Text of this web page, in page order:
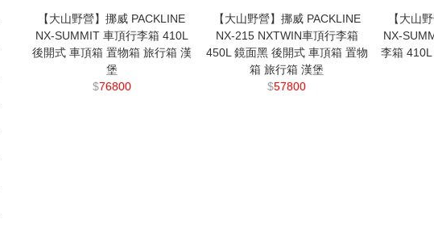
【大山野營】挪威 PACKLINE
NX-SUMMIT 車頂行李箱 410L
後開式 車頂箱 置物箱 旅行箱 漢
堡
$76800
【大山野營】挪威 PACKLINE
NX-215 NXTWIN車頂行李箱
450L 鏡面黑 後開式 車頂箱 置物
箱 旅行箱 漢堡
$57800
【大山
NX-
李箱